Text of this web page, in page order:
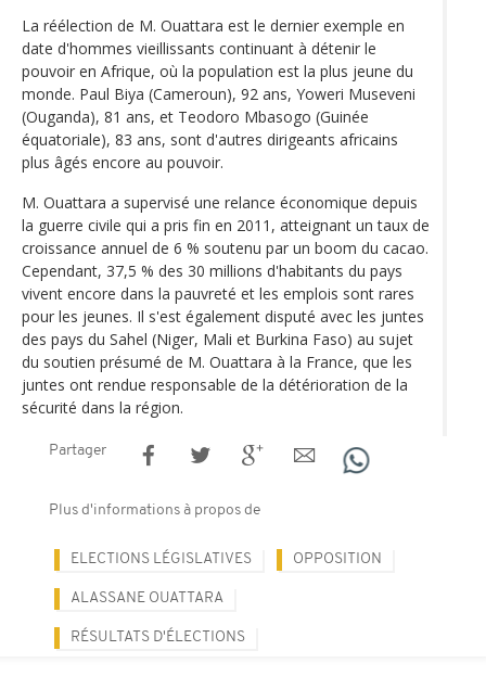
La réélection de M. Ouattara est le dernier exemple en
date d'hommes vieillissants continuant à détenir le
pouvoir en Afrique, où la population est la plus jeune du
monde. Paul Biya (Cameroun), 92 ans, Yoweri Museveni
(Ouganda), 81 ans, et Teodoro Mbasogo (Guinée
équatoriale), 83 ans, sont d'autres dirigeants africains
plus âgés encore au pouvoir.
M. Ouattara a supervisé une relance économique depuis
la guerre civile qui a pris fin en 2011, atteignant un taux de
croissance annuel de 6 % soutenu par un boom du cacao.
Cependant, 37,5 % des 30 millions d'habitants du pays
vivent encore dans la pauvreté et les emplois sont rares
pour les jeunes. Il s'est également disputé avec les juntes
des pays du Sahel (Niger, Mali et Burkina Faso) au sujet
du soutien présumé de M. Ouattara à la France, que les
juntes ont rendue responsable de la détérioration de la
sécurité dans la région.
Partager
Plus d'informations à propos de
ELECTIONS LÉGISLATIVES OPPOSITION
ALASSANE OUATTARA
RÉSULTATS D'ÉLECTIONS